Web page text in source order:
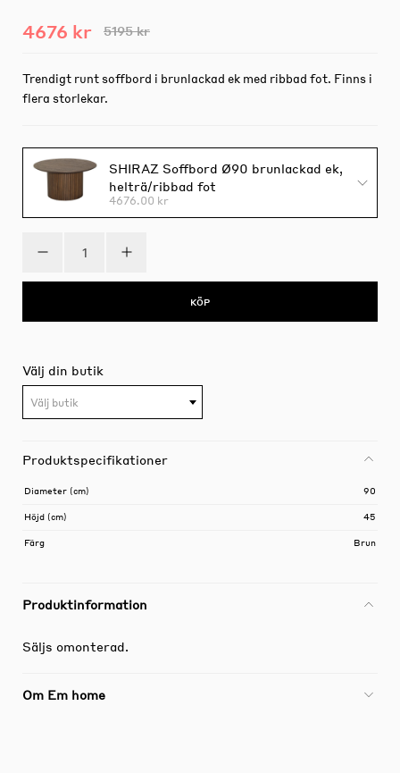
4676 kr 5195 kr
Trendigt runt soffbord i brunlackad ek med ribbad fot. Finns i
flera storlekar.
SHIRAZ Soffbord Ø90 brunlackad ek,
helträ/ribbad fot
4676.00 kr
KÖP
Välj din butik
Välj butik
Produktspecifikationer
Diameter (cm) 90
Höjd (cm) 45
Färg Brun
Produktinformation
Säljs omonterad.
Om Em home